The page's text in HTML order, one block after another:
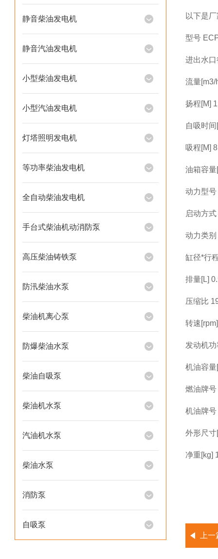
静音柴油发电机
静音汽油发电机
小型柴油发电机
小型汽油发电机
灯塔照明发电机
等功率柴油发电机
全自动柴油发电机
手台式柴油机动消防泵
高压柴油铸铁泵
防汛柴油水泵
柴油机离心泵
防爆柴油水泵
柴油自吸泵
柴油机水泵
汽油机水泵
柴油水泵
消防泵
自吸泵
以下是
型号
进出水
流量
扬程[M]
自吸时
吸程[M]
油箱容
动力型
启动方
动力类
缸径*行
排量[L]
压缩比
转速
发动机
机油容
燃油牌
机油牌
外形尺
净重[kg]
上